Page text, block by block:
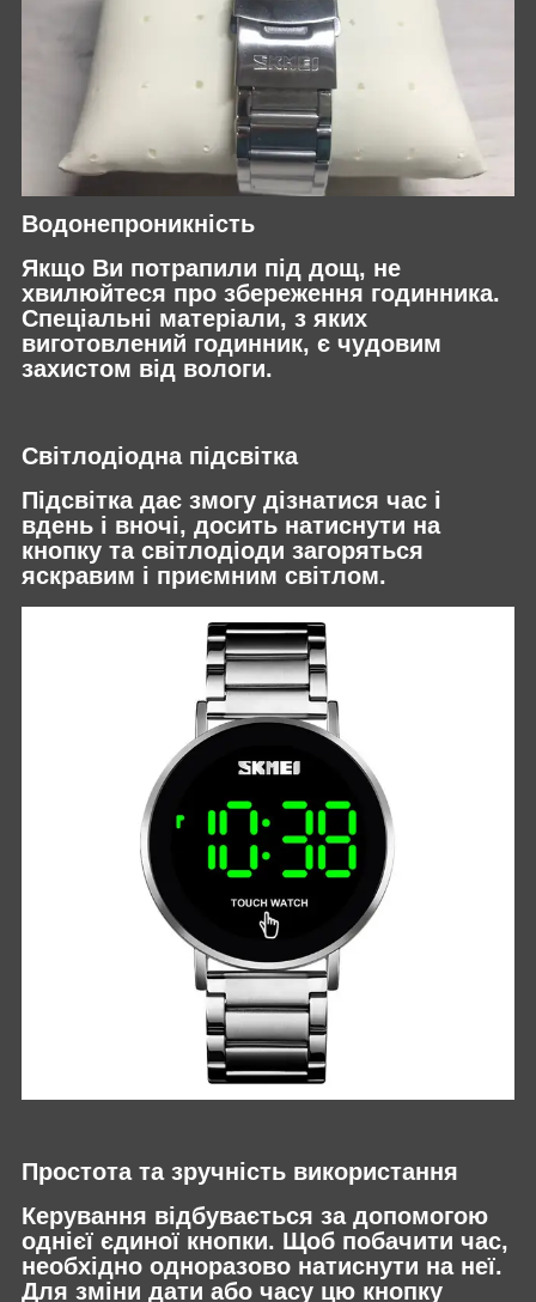
Водонепроникність
Якщо Ви потрапили під дощ, не
хвилюйтеся про збереження годинника.
Спеціальні матеріали, з яких
виготовлений годинник, є чудовим
захистом від вологи.
Світлодіодна підсвітка
Підсвітка дає змогу дізнатися час і
вдень і вночі, досить натиснути на
кнопку та світлодіоди загоряться
яскравим і приємним світлом.
Простота та зручність використання
Керування відбувається за допомогою
однієї єдиної кнопки. Щоб побачити час,
необхідно одноразово натиснути на неї.
Для зміни дати або часу цю кнопку